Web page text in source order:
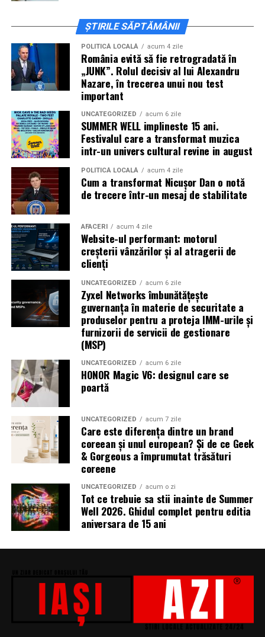
Mall pe 16 februarie de la ora 18:00.
ActoriiVlad Gherman, Oana Gherman și Ioana
Ginghină
vin la întâlnirea cu publicul dinCinema City
Vivo! Pitești pe 17 februarie, de la 18:30și vor
participa la o discuție după proiecție, alături de
Paul Decu.
Caravana„În pielea mea”ajunge laCinema City
Shopping City Ploiești, pe 18 februarie,de la 18:30, la
proiecția specială introdusă de regizorulPaul Decu,
alături de actoriiIoana State, Vlad și Oana Gherman,
Azaleea Necula și Gabriel Vatavu.
O comedie actuală și spumoasă, filmul
mea”este distribuit de T.R.I.B.E. Films.
TRAILER:https://bit.ly/InPieleaMea
Site oficial:inpieleamea.ro
Mai multe detalii, imagini de la filmări, fragmente din
film, declarații din partea actorilor și informații despre
concursuri sunt disponibile pe paginile social media ale
Facebook,Instagram,TikTok .
Adrian Pădurețu semnează imaginea filmului. De sunet
s-a ocupat Bogdan Ivanovici, de scenografie Anca
Miron, iar de costume Francisca Vass.
„În Pielea Mea”este un film produs de: CB MOTION
PICTURES.
Producător asociat: MAGNETIC MEDIA PRODUCTIONS
Producător: Claudiu Boboc
Producător executiv: Adela Mara
Manager producție: Iulia Cezara Roșu
Realizat cu sprijinul:
Co-finanțatori:C&C HOUSE RESIDENCE, S&I BEST
CORPORATION WEB DESIGN, CLIMA FREON
ȘTIRILE SĂPTĂMÂNII
POLITICĂ LOCALĂ acum 4 zile
România evită să fie retrogradată în
„JUNK”. Rolul decisiv al lui Alexandru
Nazare, în trecerea unui nou test
important
UNCATEGORIZED acum 6 zile
SUMMER WELL implineste 15 ani.
Festivalul care a transformat muzica
intr-un univers cultural revine in august
POLITICĂ LOCALĂ acum 4 zile
Cum a transformat Nicușor Dan o notă
de trecere într-un mesaj de stabilitate
AFACERI acum 4 zile
Website-ul performant: motorul
creșterii vânzărilor și al atragerii de
clienți
UNCATEGORIZED acum 6 zile
Zyxel Networks îmbunătățește
guvernanța în materie de securitate a
produselor pentru a proteja IMM-urile și
furnizorii de servicii de gestionare
(MSP)
UNCATEGORIZED acum 6 zile
HONOR Magic V6: designul care se
poartă
UNCATEGORIZED acum 7 zile
Care este diferența dintre un brand
coreean și unul european? Și de ce Geek
& Gorgeous a împrumutat trăsături
coreene
UNCATEGORIZED acum o zi
Tot ce trebuie sa stii inainte de Summer
Well 2026. Ghidul complet pentru editia
aniversara de 15 ani